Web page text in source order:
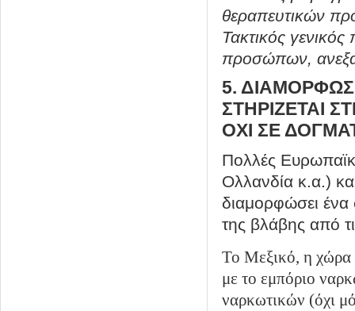
θεραπευτικών
Τακτικός
προσώπων,
5.
ΣΤΗΡΙΖΕΤΑΙ
ΟΧΙ ΣΕ
Πολλές
Ολλανδία κ.α.)
διαμορφώσει ένα
της βλάβης από
Το Μεξικό, η χώρα
με το εμπόριο
ναρκωτικών (όχι